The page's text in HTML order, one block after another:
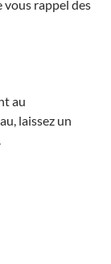
vous rappel des
au
laissez un